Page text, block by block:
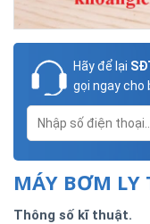
Hãy để lại
gọi ngay cho
MÁY BƠM LY
Thông số kĩ thuật.